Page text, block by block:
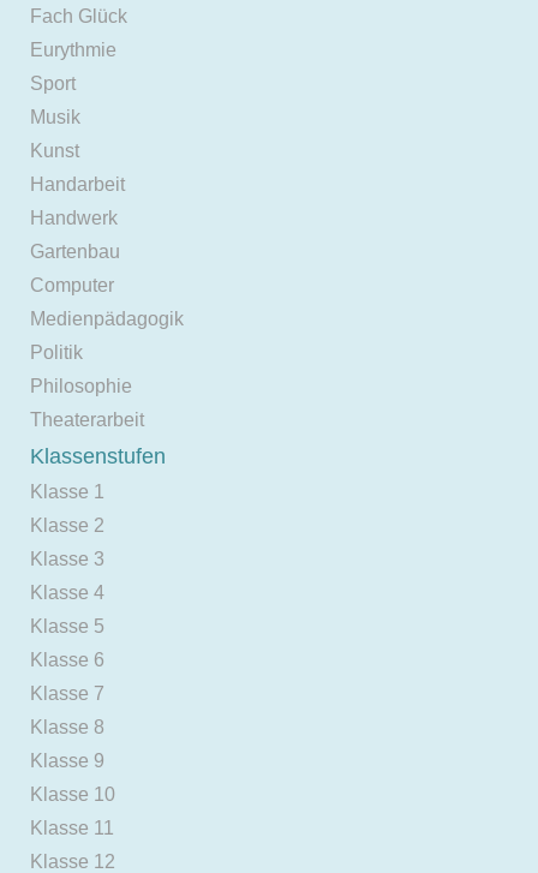
Fach Glück
Eurythmie
Sport
Musik
Kunst
Handarbeit
Handwerk
Gartenbau
Computer
Medienpädagogik
Politik
Philosophie
Theaterarbeit
Klassenstufen
Klasse 1
Klasse 2
Klasse 3
Klasse 4
Klasse 5
Klasse 6
Klasse 7
Klasse 8
Klasse 9
Klasse 10
Klasse 11
Klasse 12